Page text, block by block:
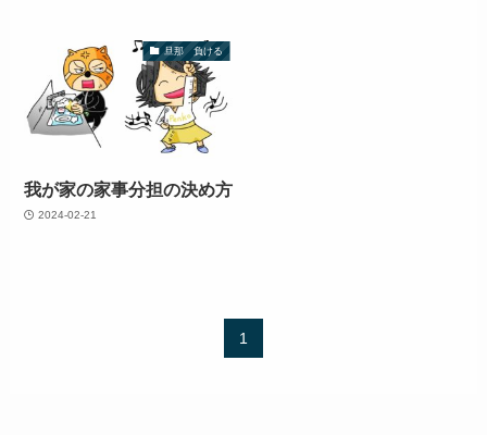
旦那 負ける
我が家の家事分担の決め方
2024-02-21
1